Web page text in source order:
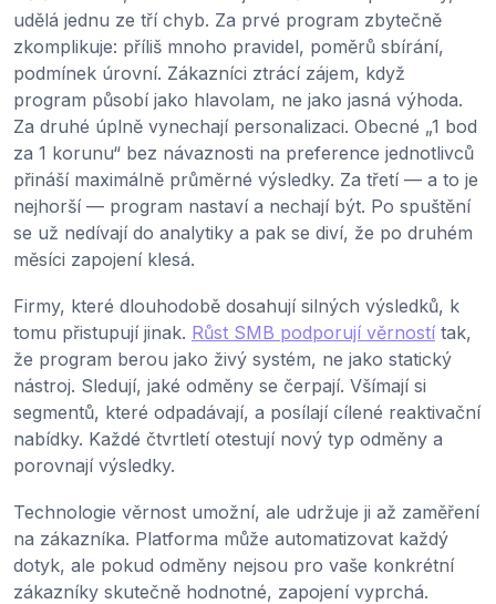
udělá jednu ze tří chyb. Za prvé program zbytečně
zkomplikuje: příliš mnoho pravidel, poměrů sbírání,
podmínek úrovní. Zákazníci ztrácí zájem, když
program působí jako hlavolam, ne jako jasná výhoda.
Za druhé úplně vynechají personalizaci. Obecné „1 bod
za 1 korunu“ bez návaznosti na preference jednotlivců
přináší maximálně průměrné výsledky. Za třetí — a to je
nejhorší — program nastaví a nechají být. Po spuštění
se už nedívají do analytiky a pak se diví, že po druhém
měsíci zapojení klesá.
Firmy, které dlouhodobě dosahují silných výsledků, k
tomu přistupují jinak. Růst SMB podporují věrností tak,
že program berou jako živý systém, ne jako statický
nástroj. Sledují, jaké odměny se čerpají. Všímají si
segmentů, které odpadávají, a posílají cílené reaktivační
nabídky. Každé čtvrtletí otestují nový typ odměny a
porovnají výsledky.
Technologie věrnost umožní, ale udržuje ji až zaměření
na zákazníka. Platforma může automatizovat každý
dotyk, ale pokud odměny nejsou pro vaše konkrétní
zákazníky skutečně hodnotné, zapojení vyprchá.